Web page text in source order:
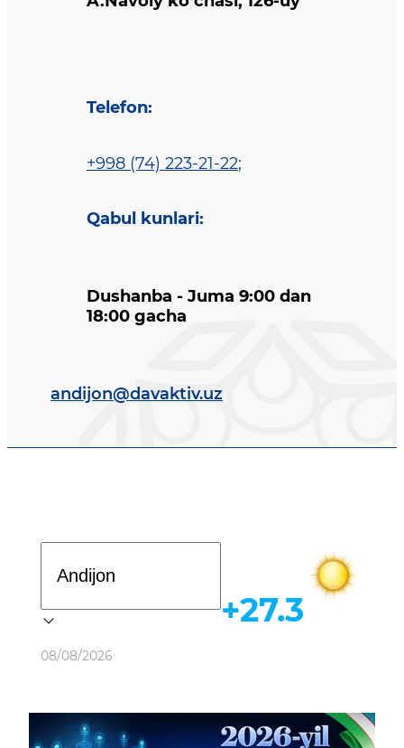
Telefon:
+998 (74) 223-21-22;
Qabul kunlari:
Dushanba - Juma 9:00 dan
18:00 gacha
andijon@davaktiv.uz
Ob-havo
08/08/2026
+27.3